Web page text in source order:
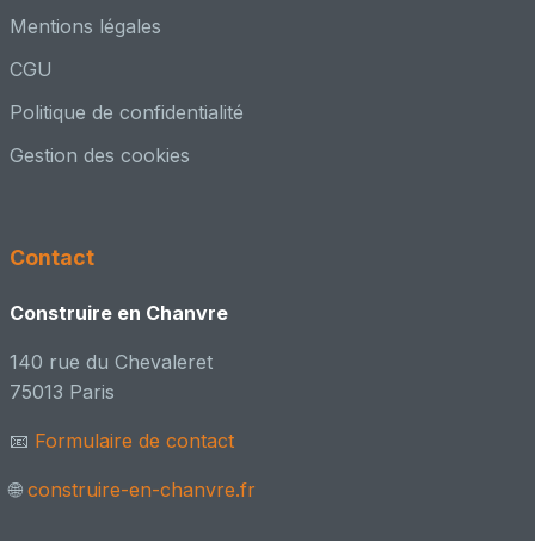
Mentions légales
CGU
Politique de confidentialité
Gestion des cookies
Contact
Construire en Chanvre
140 rue du Chevaleret
75013 Paris
📧 Formulaire de contact
🌐 construire-en-chanvre.fr